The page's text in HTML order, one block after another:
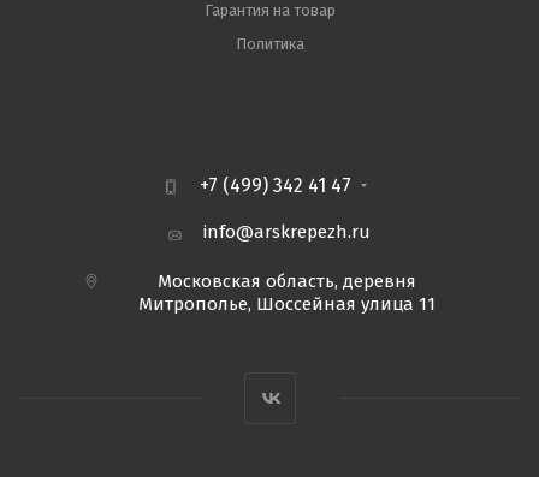
Гарантия на товар
Политика
+7 (499) 342 41 47
info@arskrepezh.ru
Московская область, деревня
Митрополье, Шоссейная улица 11